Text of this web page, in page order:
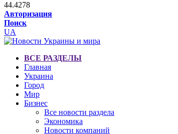
44.4278
Авторизация
Поиск
UA
ВСЕ РАЗДЕЛЫ
Главная
Украина
Город
Мир
Бизнес
Все новости раздела
Экономика
Новости компаний